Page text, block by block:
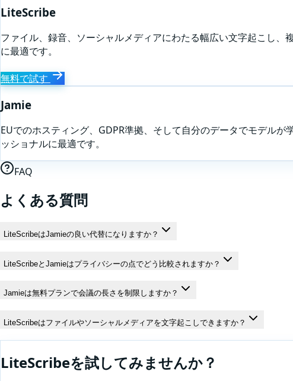
LiteScribe
ファイル、録音、ソーシャルメディアにわたる幅広い文字起こし
に最適です。
無料で試す
Jamie
EUでのホスティング、GDPR準拠、そして自分のデータでモデル
ッショナルに最適です。
FAQ
よくある質問
LiteScribeはJamieの良い代替になりますか？
LiteScribeとJamieはプライバシーの点でどう比較されますか？
Jamieは無料プランで会議の長さを制限しますか？
LiteScribeはファイルやソーシャルメディアを文字起こしできますか？
LiteScribeを試してみませんか？